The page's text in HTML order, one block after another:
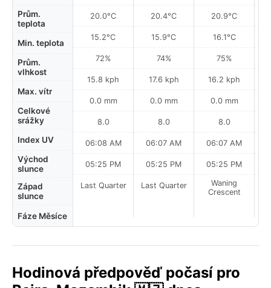
Prům.
teplota
Min. teplota
Prům.
vlhkost
Max. vítr
Celkové
srážky
Index UV
Východ
slunce
Západ
slunce
Fáze Měsíce
20.0°C
15.2°C
72%
15.8 kph
0.0 mm
8.0
06:08 AM
05:25 PM
Last Quarter
20.4°C
15.9°C
74%
17.6 kph
0.0 mm
8.0
06:07 AM
05:25 PM
Last Quarter
20.9°C
16.1°C
75%
16.2 kph
0.0 mm
8.0
06:07 AM
05:25 PM
Waning
Crescent
Hodinová předpověď počasí pro